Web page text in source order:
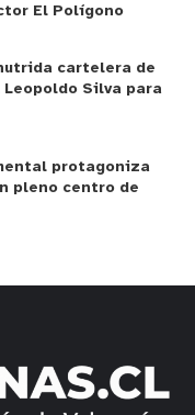
El Polígono
cartelera de
Silva para
protagoniza
pleno centro de